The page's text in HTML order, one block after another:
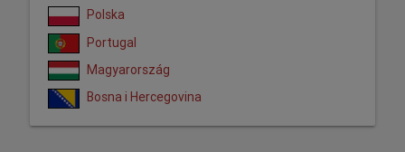
Polska
Portugal
Magyarország
Bosna i Hercegovina